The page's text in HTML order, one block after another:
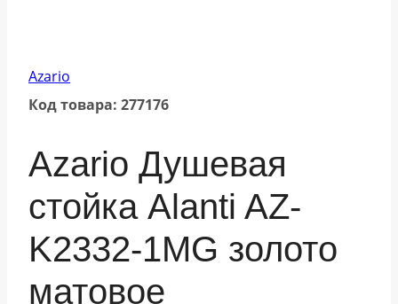
Azario
Код товара: 277176
Azario Душевая
стойка Alanti AZ-
K2332-1MG золото
матовое